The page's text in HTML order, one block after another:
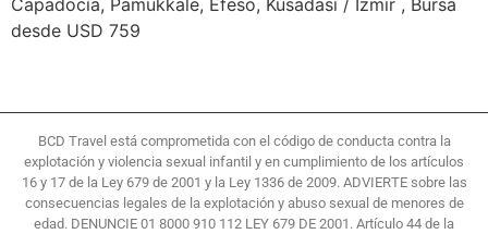
Capadocia, Pamukkale, Efeso, Kusadasi / Izmir , Bursa
desde USD 759
BCD Travel está comprometida con el código de conducta contra la
explotación y violencia sexual infantil y en cumplimiento de los artículos
16 y 17 de la Ley 679 de 2001 y la Ley 1336 de 2009. ADVIERTE sobre las
consecuencias legales de la explotación y abuso sexual de menores de
edad. DENUNCIE 01 8000 910 112 LEY 679 DE 2001. Artículo 44 de la